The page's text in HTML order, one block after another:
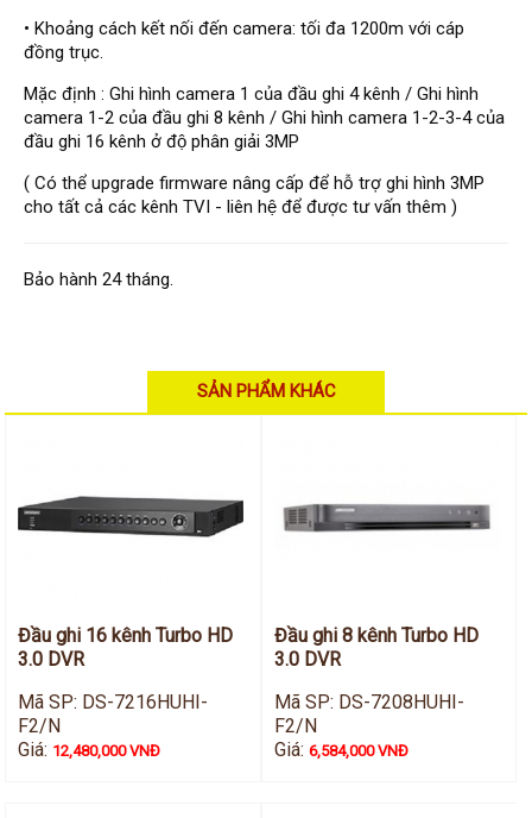
Giải pháp
LẮP ĐẶT CAMERA TRỌN GÓI
BÁO ĐỘNG CHỐNG TRỘM
GIẢI PHÁP GIÁM SÁT RA VÀO
GIẢI PHÁP NHỎ TRỌN GÓI
Hỗ trợ kỹ thuật
Hướng dẫn sử dụng
Tài liệu kỹ thuật
• Khoảng cách kết nối đến camera: tối đa 1200m với cáp
đồng trục.
Mặc định : Ghi hình camera 1 của đầu ghi 4 kênh / Ghi hình
camera 1-2 của đầu ghi 8 kênh / Ghi hình camera 1-2-3-4 của
đầu ghi 16 kênh ở độ phân giải 3MP
( Có thể upgrade firmware nâng cấp để hỗ trợ ghi hình 3MP
cho tất cả các kênh TVI - liên hệ để được tư vấn thêm )
Bảo hành 24 tháng.
SẢN PHẨM KHÁC
Đầu ghi 16 kênh Turbo HD
3.0 DVR
Mã SP: DS-7216HUHI-
F2/N
Giá: 12,480,000 VNĐ
Đầu ghi 8 kênh Turbo HD
3.0 DVR
Mã SP: DS-7208HUHI-
F2/N
Giá: 6,584,000 VNĐ